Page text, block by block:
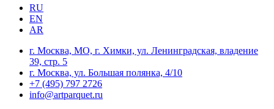
RU
EN
AR
г. Москва, МО, г. Химки, ул. Ленинградская, владение
39, стр. 5
г. Москва, ул. Большая полянка, 4/10
+7 (495) 797 2726
info@artparquet.ru